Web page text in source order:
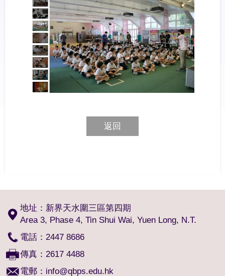
返回
地址：新界天水圍三區第四期
Area 3, Phase 4, Tin Shui Wai, Yuen Long, N.T.
電話：2447 8686
傳真：2617 4488
電郵： info@qbps.edu.hk